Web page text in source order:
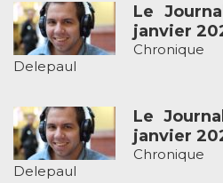
Le
janvier
Delepaul
Le
janvier
Delepaul